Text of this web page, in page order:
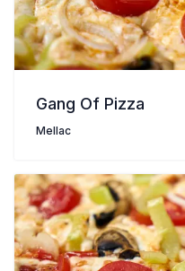
Gang Of Pizza
Mellac